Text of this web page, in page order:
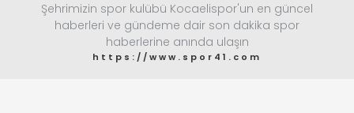
Şehrimizin spor kulübü Kocaelispor'un en güncel
haberleri ve gündeme dair son dakika spor
haberlerine anında ulaşın
https://www.spor41.com